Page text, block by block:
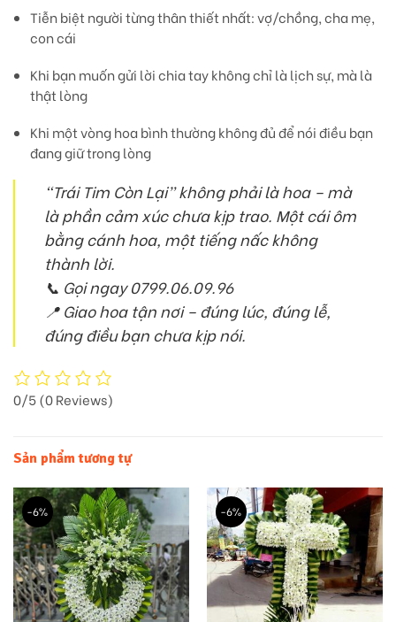
Tiễn biệt người từng thân thiết nhất: vợ/chồng, cha mẹ,
con cái
Khi bạn muốn gửi lời chia tay không chỉ là lịch sự, mà là
thật lòng
Khi một vòng hoa bình thường không đủ để nói điều bạn
đang giữ trong lòng
“Trái Tim Còn Lại” không phải là hoa – mà
là phần cảm xúc chưa kịp trao. Một cái ôm
bằng cánh hoa, một tiếng nấc không
thành lời.
📞 Gọi ngay 0799.06.09.96
📍Giao hoa tận nơi – đúng lúc, đúng lễ,
đúng điều bạn chưa kịp nói.
0/5(0 Reviews)
Sản phẩm tương tự
-6% -6%